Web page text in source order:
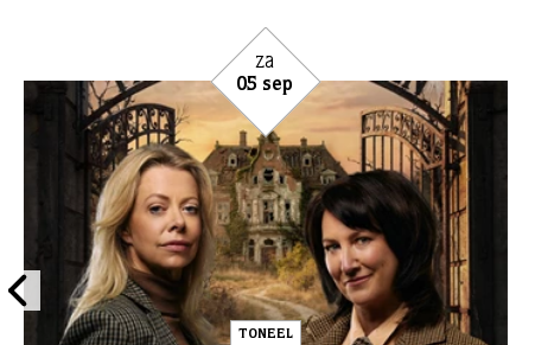
za
05 sep
TONEEL